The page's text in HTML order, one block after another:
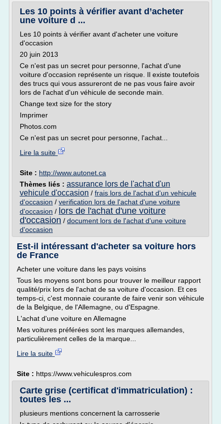
Les 10 points à vérifier avant d’acheter
une voiture d ...
Les 10 points à vérifier avant d'acheter une voiture
d'occasion
20 juin 2013
Ce n'est pas un secret pour personne, l'achat d'une
voiture d'occasion représente un risque. Il existe toutefois
des trucs qui vous assureront de ne pas vous faire avoir
lors de l'achat d'un véhicule de seconde main.
Change text size for the story
Imprimer
Photos.com
Ce n'est pas un secret pour personne, l'achat...
Lire la suite
Site : http://www.autonet.ca
Thèmes liés : assurance lors de l'achat d'un
vehicule d'occasion / frais lors de l'achat d'un vehicule
d'occasion / verification lors de l'achat d'une voiture
d'occasion / lors de l'achat d'une voiture
d'occasion / document lors de l'achat d'une voiture
d'occasion
Est-il intéressant d'acheter sa voiture hors
de France
Acheter une voiture dans les pays voisins
Tous les moyens sont bons pour trouver le meilleur rapport
qualité/prix lors de l'achat de sa voiture d'occasion. Et ces
temps-ci, c'est monnaie courante de faire venir son véhicule
de la Belgique, de l'Allemagne, ou d'Espagne.
L'achat d'une voiture en Allemagne
Mes voitures préférées sont les marques allemandes,
particulièrement celles de la marque...
Lire la suite
Site : https://www.vehiculespros.com
Carte grise (certificat d'immatriculation) :
toutes les ...
plusieurs mentions concernent la carrosserie